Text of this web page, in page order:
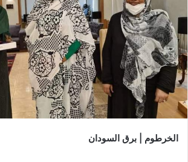
الخرطوم | برق السودان